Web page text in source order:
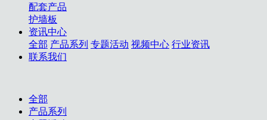
配套产品
护墙板
资讯中心
全部 产品系列 专题活动 视频中心 行业资讯
联系我们
全部
产品系列